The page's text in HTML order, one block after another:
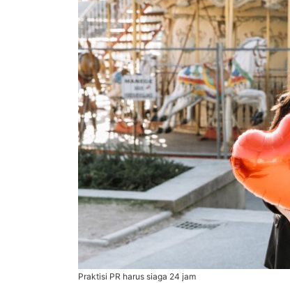
Praktisi PR harus siaga 24 jam